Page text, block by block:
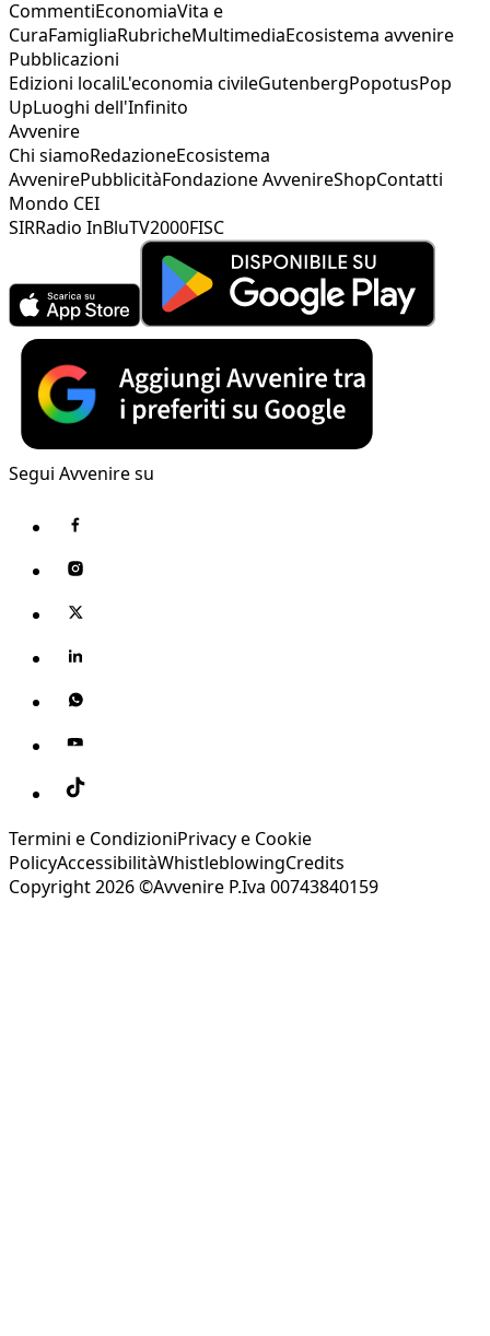
CommentiEconomiaVita e
CuraFamigliaRubricheMultimediaEcosistema avvenire
Pubblicazioni
Edizioni localiL'economia civileGutenbergPopotusPop
UpLuoghi dell'Infinito
Avvenire
Chi siamoRedazioneEcosistema
AvvenirePubblicitàFondazione AvvenireShopContatti
Mondo CEI
SIRRadio InBluTV2000FISC
Segui Avvenire su
Termini e CondizioniPrivacy e Cookie
PolicyAccessibilitàWhistleblowingCredits
Copyright 2026 ©Avvenire P.Iva 00743840159